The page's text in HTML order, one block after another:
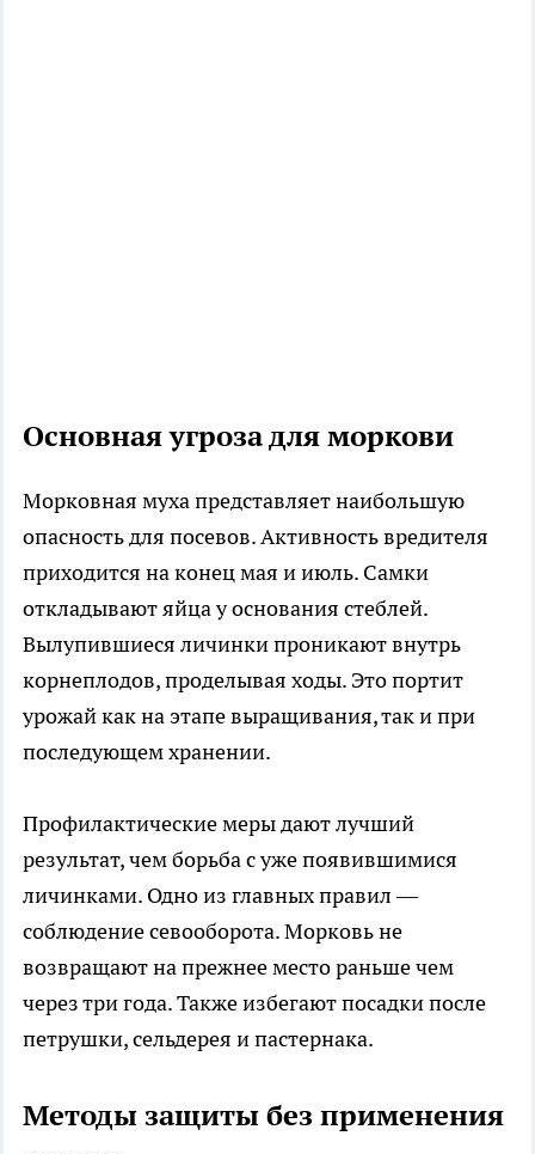
Основная угроза для моркови
Морковная муха представляет наибольшую
опасность для посевов. Активность вредителя
приходится на конец мая и июль. Самки
откладывают яйца у основания стеблей.
Вылупившиеся личинки проникают внутрь
корнеплодов, проделывая ходы. Это портит
урожай как на этапе выращивания, так и при
последующем хранении.
Профилактические меры дают лучший
результат, чем борьба с уже появившимися
личинками. Одно из главных правил —
соблюдение севооборота. Морковь не
возвращают на прежнее место раньше чем
через три года. Также избегают посадки после
петрушки, сельдерея и пастернака.
Методы защиты без применения